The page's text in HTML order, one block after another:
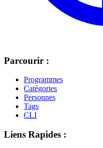
Parcourir :
Programmes
Catégories
Personnes
Tags
CLI
Liens Rapides :